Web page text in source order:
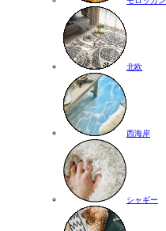
北欧
西海岸
シャギー